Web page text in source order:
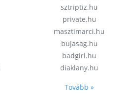
sztriptiz.hu
private.hu
masztimarci.hu
bujasag.hu
badgirl.hu
diaklany.hu
Tovább »